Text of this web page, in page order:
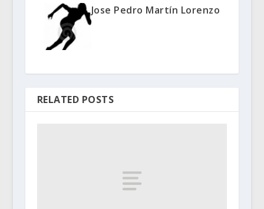
Jose Pedro Martín Lorenzo
RELATED POSTS